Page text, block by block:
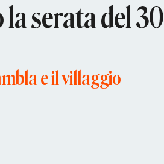
la serata del 30
e il villaggio